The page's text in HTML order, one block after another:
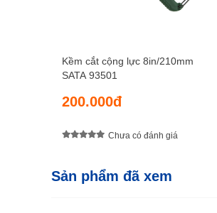
Kềm cắt cộng lực 8in/210mm
SATA 93501
200.000đ
Chưa có đánh giá
Sản phẩm đã xem